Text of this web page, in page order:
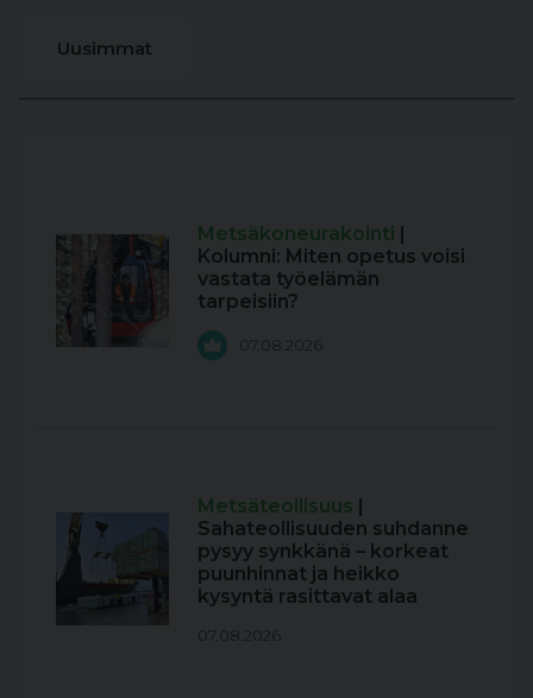
Uusimmat
Metsäkoneurakointi |
Kolumni: Miten opetus voisi
vastata työelämän
tarpeisiin?
07.08.2026
Metsäteollisuus |
Sahateollisuuden suhdanne
pysyy synkkänä – korkeat
puunhinnat ja heikko
kysyntä rasittavat alaa
07.08.2026